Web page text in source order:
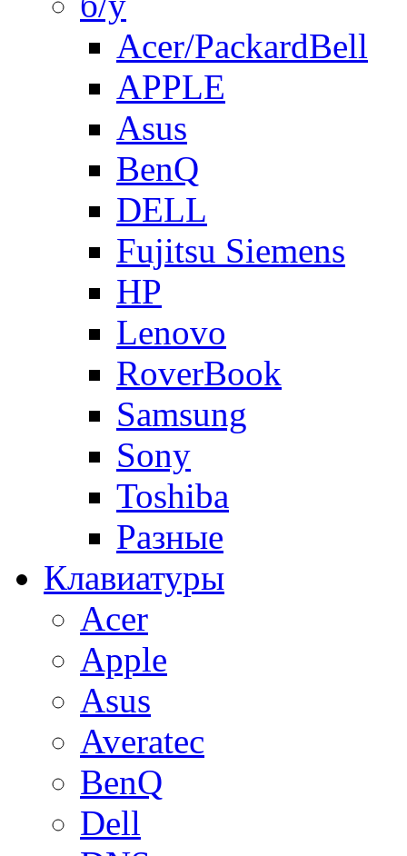
Acer/PackardBell
APPLE
Asus
BenQ
DELL
Fujitsu Siemens
HP
Lenovo
RoverBook
Samsung
Sony
Toshiba
Разные
Клавиатуры
Acer
Apple
Asus
Averatec
BenQ
Dell